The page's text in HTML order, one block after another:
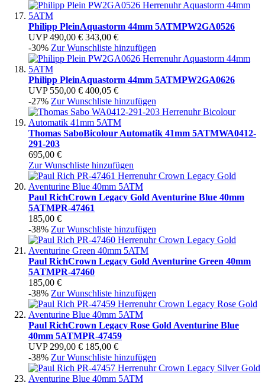
Philipp PleinAquastorm 44mm 5ATMPW2GA0526
UVP 490,00 € 343,00 €
-30% Zur Wunschliste hinzufügen
Philipp PleinAquastorm 44mm 5ATMPW2GA0626
UVP 550,00 € 400,05 €
-27% Zur Wunschliste hinzufügen
Thomas SaboBicolour Automatik 41mm 5ATMWA0412-
291-203
695,00 €
Zur Wunschliste hinzufügen
Paul RichCrown Legacy Gold Aventurine Blue 40mm
5ATMPR-47461
185,00 €
-38% Zur Wunschliste hinzufügen
Paul RichCrown Legacy Gold Aventurine Green 40mm
5ATMPR-47460
185,00 €
-38% Zur Wunschliste hinzufügen
Paul RichCrown Legacy Rose Gold Aventurine Blue
40mm 5ATMPR-47459
UVP 299,00 € 185,00 €
-38% Zur Wunschliste hinzufügen